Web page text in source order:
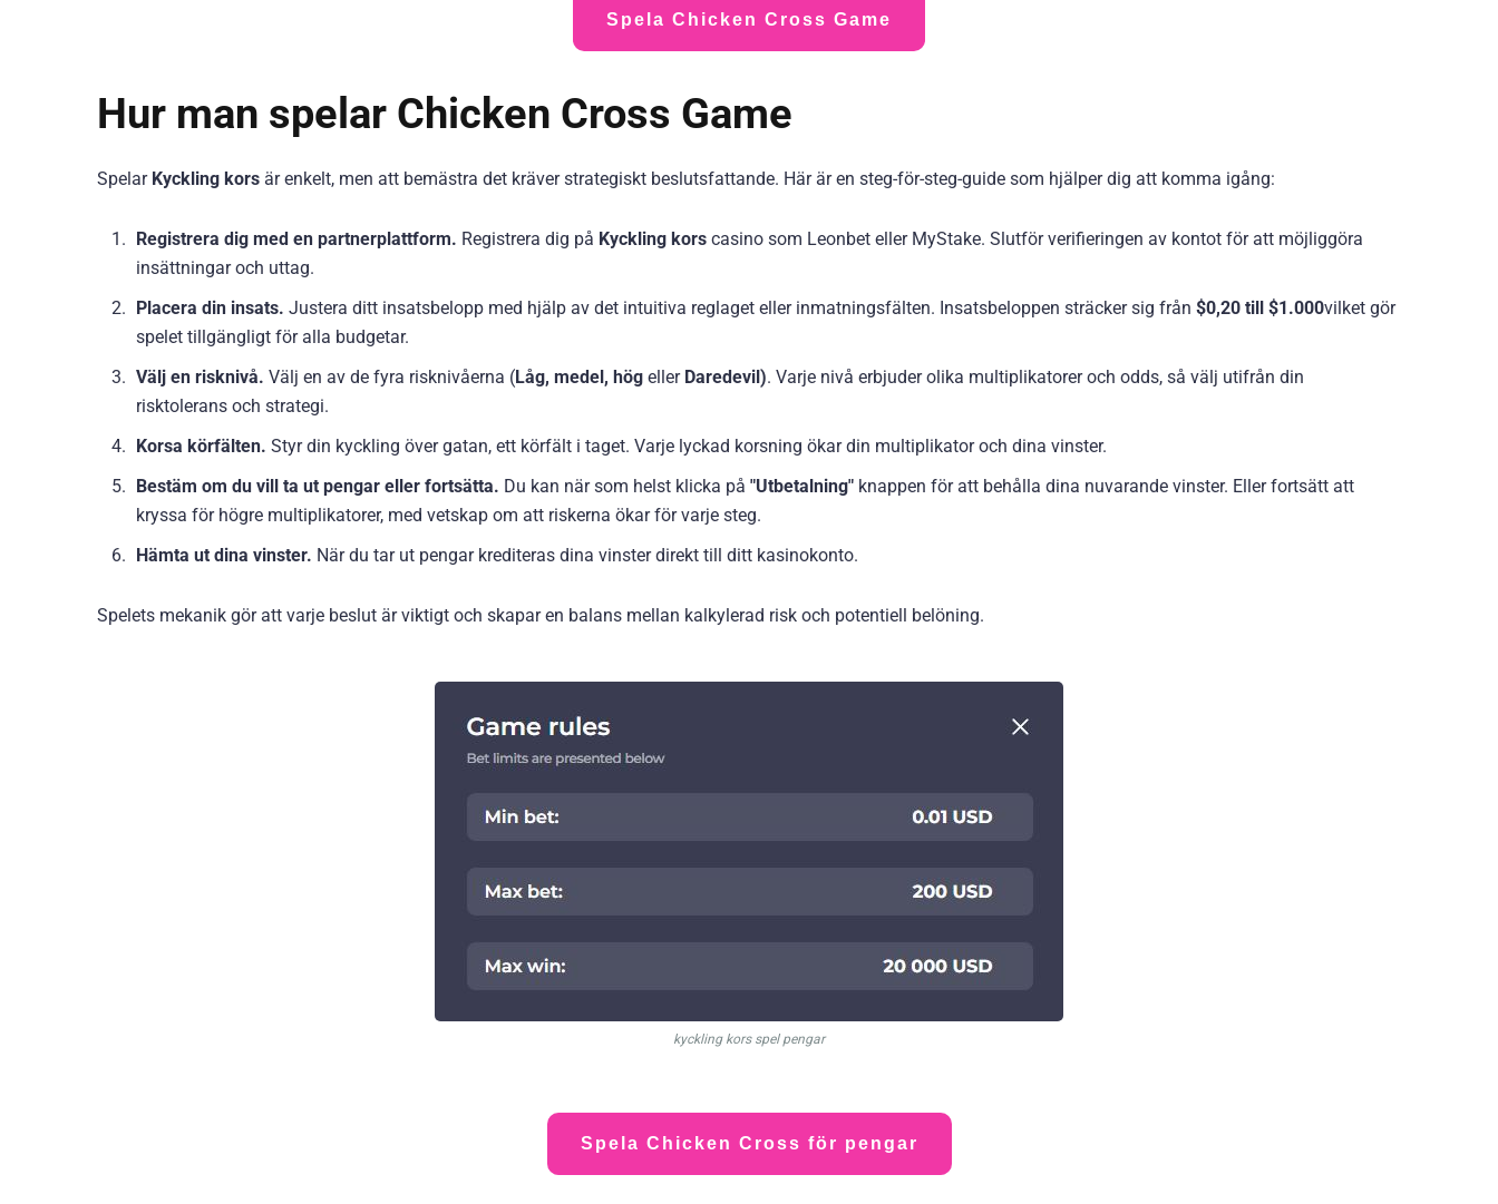
Spela Chicken Cross Game
Hur man spelar Chicken Cross Game
Spelar Kyckling kors är enkelt, men att bemästra det kräver strategiskt beslutsfattande. Här är en steg-för-steg-guide som hjälper dig att komma igång:
Registrera dig med en partnerplattform. Registrera dig på Kyckling kors casino som Leonbet eller MyStake. Slutför verifieringen av kontot för att möjliggöra
insättningar och uttag.
Placera din insats. Justera ditt insatsbelopp med hjälp av det intuitiva reglaget eller inmatningsfälten. Insatsbeloppen sträcker sig från $0,20 till $1.000vilket gör
spelet tillgängligt för alla budgetar.
Välj en risknivå. Välj en av de fyra risknivåerna (Låg, medel, hög eller Daredevil). Varje nivå erbjuder olika multiplikatorer och odds, så välj utifrån din
risktolerans och strategi.
Korsa körfälten. Styr din kyckling över gatan, ett körfält i taget. Varje lyckad korsning ökar din multiplikator och dina vinster.
Bestäm om du vill ta ut pengar eller fortsätta. Du kan när som helst klicka på "Utbetalning" knappen för att behålla dina nuvarande vinster. Eller fortsätt att
kryssa för högre multiplikatorer, med vetskap om att riskerna ökar för varje steg.
Hämta ut dina vinster. När du tar ut pengar krediteras dina vinster direkt till ditt kasinokonto.
Spelets mekanik gör att varje beslut är viktigt och skapar en balans mellan kalkylerad risk och potentiell belöning.
kyckling kors spel pengar
Spela Chicken Cross för pengar